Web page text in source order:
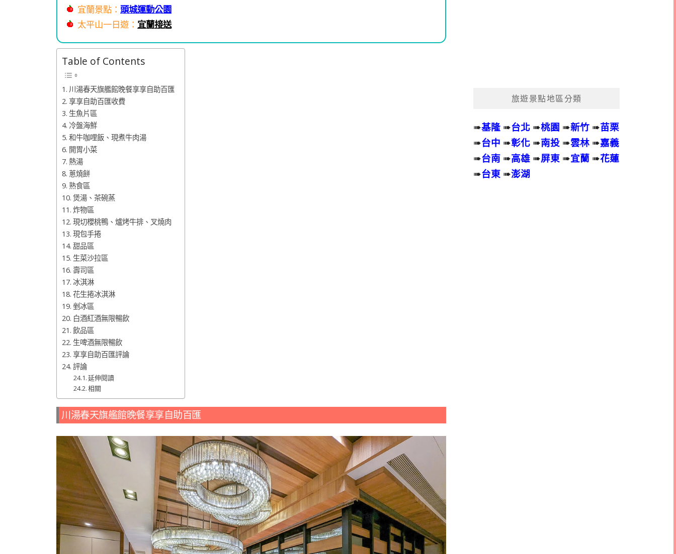
宜蘭景點： 頭城運動公園
太平山一日遊： 宜蘭接送
Table of Contents
川湯春天旗艦館晚餐享享自助百匯
享享自助百匯收費
生魚片區
冷盤海鮮
和牛咖哩飯、現煮牛肉湯
開胃小菜
熱湯
蔥燒餅
熟食區
煲湯、茶碗蒸
炸物區
現切櫻桃鴨、爐烤牛排、叉燒肉
現包手捲
甜品區
生菜沙拉區
壽司區
冰淇淋
花生捲冰淇淋
剉冰區
白酒紅酒無限暢飲
飲品區
生啤酒無限暢飲
享享自助百匯評論
評論
延伸閱讀
相關
川湯春天旗艦館晚餐享享自助百匯
旅遊景點地區分類
➠基隆 ➠台北 ➠桃園 ➠新竹 ➠苗栗
➠台中 ➠彰化 ➠南投 ➠雲林 ➠嘉義
➠台南 ➠高雄 ➠屏東 ➠宜蘭 ➠花蓮
➠台東 ➠澎湖